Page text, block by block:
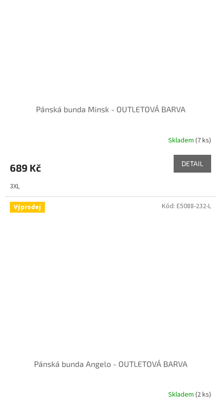
Pánská bunda Minsk - OUTLETOVÁ BARVA
Skladem (7 ks)
689 Kč DETAIL
3XL
Výprodej
Pánská bunda Angelo - OUTLETOVÁ BARVA
Skladem (2 ks)
Kód: E5088-232-L